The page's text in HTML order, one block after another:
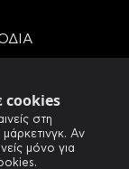
cookies
στη
Αν
μόνο για